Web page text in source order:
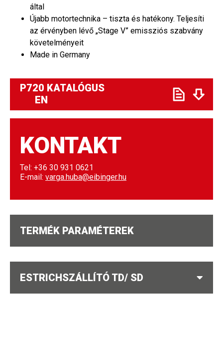
által
Újabb motortechnika – tiszta és hatékony. Teljesíti
az érvényben lévő „Stage V” emissziós szabvány
követelményeit
Made in Germany
P720 KATALÓGUS
EN
KONTAKT
Tel: +36 30 931 0621
E-mail: varga.huba@eibinger.hu
TERMÉK PARAMÉTEREK
ESTRICHSZÁLLÍTÓ TD/ SD